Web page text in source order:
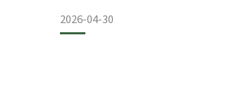
向日芽保留隨時修改、變更、暫停或
以官網公告為準。
2026-04-30